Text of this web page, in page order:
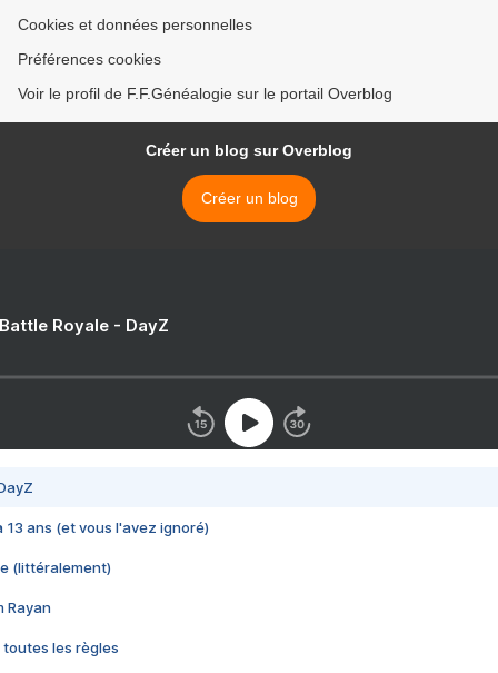
Cookies et données personnelles
Préférences cookies
Voir le profil de F.F.Généalogie sur le portail Overblog
Créer un blog sur Overblog
Créer un blog
Royale - DayZ
13 ans (et vous l'avez ignoré)
(littéralement)
Rayan
toutes les règles